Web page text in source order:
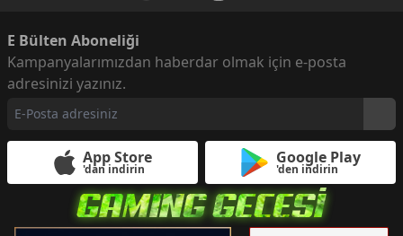
E Bülten Aboneliği
Kampanyalarımızdan haberdar olmak için e-posta
adresinizi yazınız.
App Store
'dan indirin
Google Play
'den indirin